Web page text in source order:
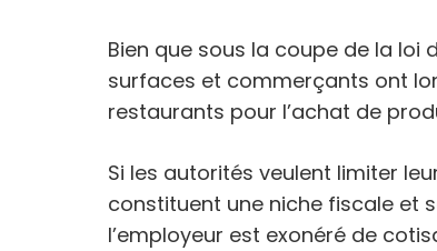
Bien que sous la coupe de la loi
surfaces et commerçants ont
restaurants pour l’achat de
Si les autorités veulent limiter
constituent une niche fiscale et
l’employeur est exonéré de